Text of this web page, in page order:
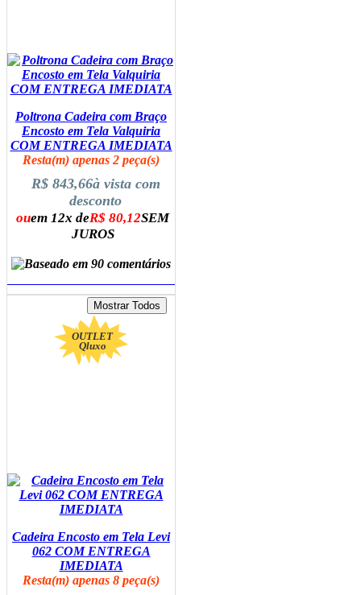
Poltrona Cadeira com Braço
Encosto em Tela Valquiria
COM ENTREGA IMEDIATA
Resta(m) apenas 2 peça(s)
R$ 843,66à vista com
desconto
ouem 12x deR$ 80,12SEM
JUROS
OUTLET
Qluxo
Cadeira Encosto em Tela Levi
062 COM ENTREGA
IMEDIATA
Resta(m) apenas 8 peça(s)